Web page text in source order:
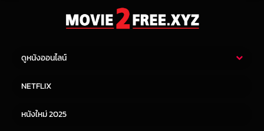
ดูหนังออนไลน์
หนังจีน
NETFLIX
หนังใหม่ 2025